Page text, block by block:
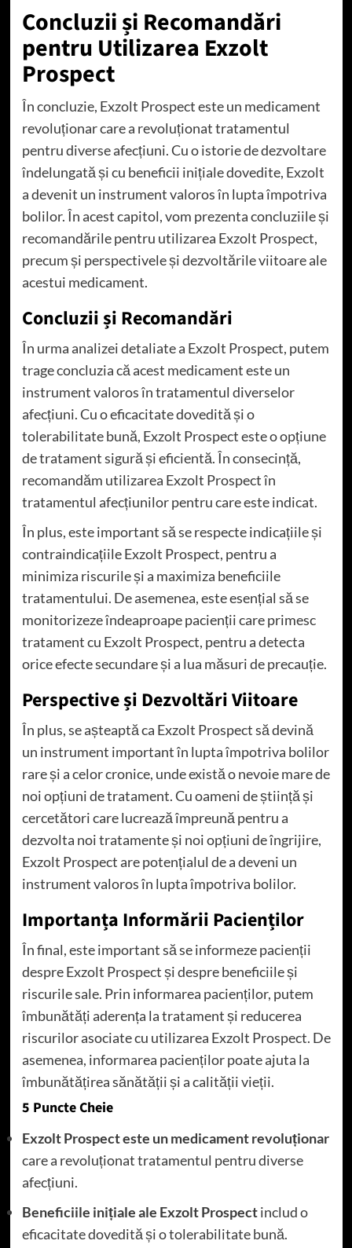
Concluzii și Recomandări
pentru Utilizarea Exzolt
Prospect
În concluzie, Exzolt Prospect este un medicament
revoluționar care a revoluționat tratamentul
pentru diverse afecțiuni. Cu o istorie de dezvoltare
îndelungată și cu beneficii inițiale dovedite, Exzolt
a devenit un instrument valoros în lupta împotriva
bolilor. În acest capitol, vom prezenta concluziile și
recomandările pentru utilizarea Exzolt Prospect,
precum și perspectivele și dezvoltările viitoare ale
acestui medicament.
Concluzii și Recomandări
În urma analizei detaliate a Exzolt Prospect, putem
trage concluzia că acest medicament este un
instrument valoros în tratamentul diverselor
afecțiuni. Cu o eficacitate dovedită și o
tolerabilitate bună, Exzolt Prospect este o opțiune
de tratament sigură și eficientă. În consecință,
recomandăm utilizarea Exzolt Prospect în
tratamentul afecțiunilor pentru care este indicat.
În plus, este important să se respecte indicațiile și
contraindicațiile Exzolt Prospect, pentru a
minimiza riscurile și a maximiza beneficiile
tratamentului. De asemenea, este esențial să se
monitorizeze îndeaproape pacienții care primesc
tratament cu Exzolt Prospect, pentru a detecta
orice efecte secundare și a lua măsuri de precauție.
Perspective și Dezvoltări Viitoare
În plus, se așteaptă ca Exzolt Prospect să devină
un instrument important în lupta împotriva bolilor
rare și a celor cronice, unde există o nevoie mare de
noi opțiuni de tratament. Cu oameni de știință și
cercetători care lucrează împreună pentru a
dezvolta noi tratamente și noi opțiuni de îngrijire,
Exzolt Prospect are potențialul de a deveni un
instrument valoros în lupta împotriva bolilor.
Importanța Informării Pacienților
În final, este important să se informeze pacienții
despre Exzolt Prospect și despre beneficiile și
riscurile sale. Prin informarea pacienților, putem
îmbunătăți aderența la tratament și reducerea
riscurilor asociate cu utilizarea Exzolt Prospect. De
asemenea, informarea pacienților poate ajuta la
îmbunătățirea sănătății și a calității vieții.
5 Puncte Cheie
Exzolt Prospect este un medicament revoluționar
care a revoluționat tratamentul pentru diverse
afecțiuni.
Beneficiile inițiale ale Exzolt Prospectinclud o
eficacitate dovedită și o tolerabilitate bună.